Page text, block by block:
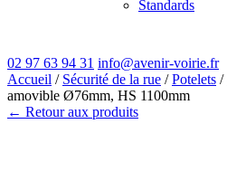
Standards
02 97 63 94 31 info@avenir-voirie.fr
Accueil / Sécurité de la rue /Potelets /
amovible Ø76mm, HS 1100mm
← Retour aux produits